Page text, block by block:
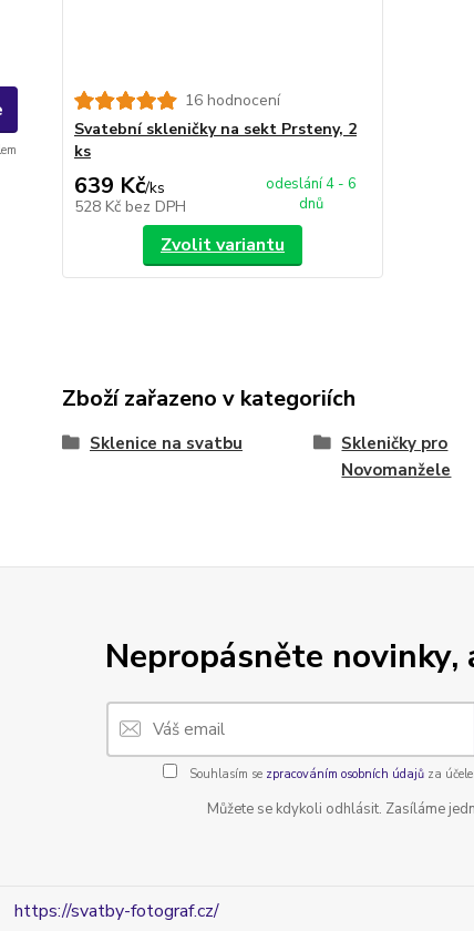
16 hodnocení
Svatební skleničky na sekt Prsteny, 2
ks
639 Kč/ks
528 Kč bez DPH
odeslání 4 - 6
dnů
Zvolit variantu
Zboží zařazeno v kategoriích
Sklenice na svatbu
Skleničky pro
Novomanžele
Nepropásněte novinky,
Souhlasím se zpracováním osobních údajůza
Můžete se kdykoli odhlásit. Zasíláme
https://svatby-fotograf.cz/